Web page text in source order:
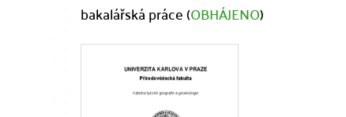
bakalářská práce (OBHÁJENO)